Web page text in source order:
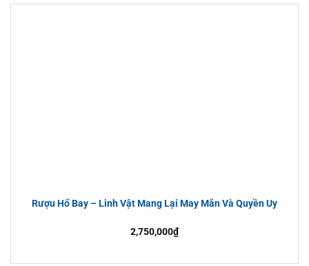
Rượu Hổ Bay – Linh Vật Mang Lại May Mắn Và Quyền Uy
2,750,000₫